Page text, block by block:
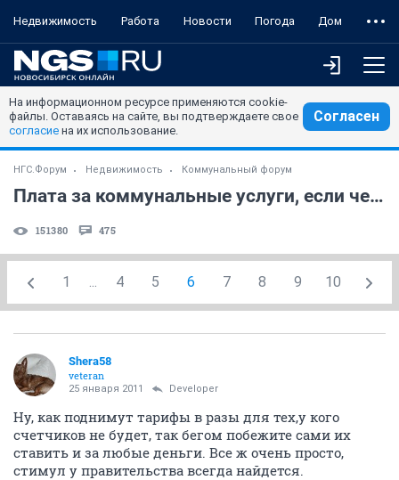
Недвижимость Работа Новости Погода Дом
На информационном ресурсе применяются cookie-
файлы. Оставаясь на сайте, вы подтверждаете свое
согласие на их использование.
Согласен
НГС.Форум Недвижимость Коммунальный форум
Плата за коммунальные услуги, если человек в квартире не прописан
151380 475
1 ... 4 5 6 7 8 9 10
Shera58
veteran
25 января 2011 Developer
Ну, как поднимут тарифы в разы для тех,у кого
счетчиков не будет, так бегом побежите сами их
ставить и за любые деньги. Все ж очень просто,
стимул у правительства всегда найдется.